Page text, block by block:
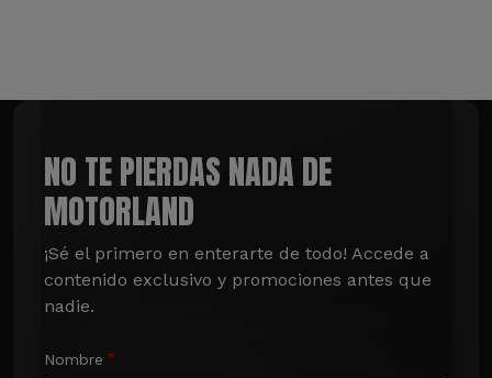
NO TE PIERDAS NADA DE
MOTORLAND
¡Sé el primero en enterarte de todo! Accede a
contenido exclusivo y promociones antes que
nadie.
Nombre